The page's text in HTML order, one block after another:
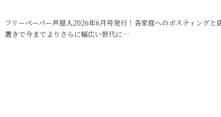
フリーペーパー芦屋人2026年6月号発行！各家庭へのポスティングと
置きで今までよりさらに幅広い世代に…